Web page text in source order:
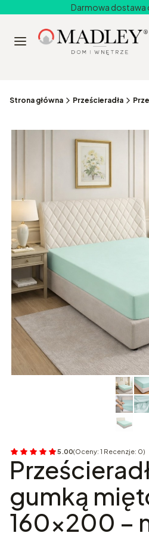
Darmowa dostawa
Menu
Strona główna Prześcieradła
5.00(Oceny: 1 Recenzje: 0)
Przejdź do sekcji
gumką
160x200 –